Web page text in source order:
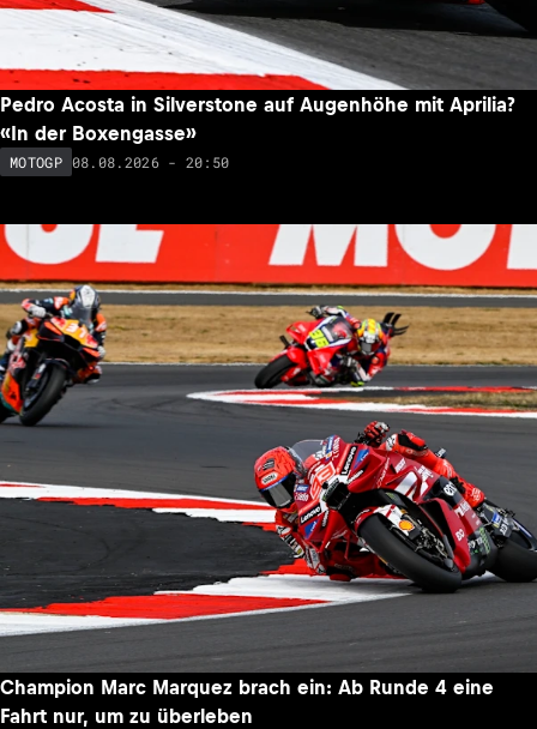
Pedro Acosta in Silverstone auf Augenhöhe mit Aprilia?
«In der Boxengasse»
MOTOGP 08.08.2026 - 20:50
Champion Marc Marquez brach ein: Ab Runde 4 eine
Fahrt nur, um zu überleben